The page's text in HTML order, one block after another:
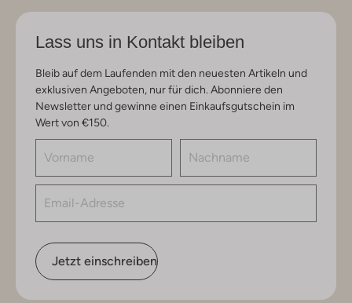
Lass uns in Kontakt bleiben
Bleib auf dem Laufenden mit den neuesten Artikeln und
exklusiven Angeboten, nur für dich. Abonniere den
Newsletter und gewinne einen Einkaufsgutschein im
Wert von €150.
Jetzt einschreiben